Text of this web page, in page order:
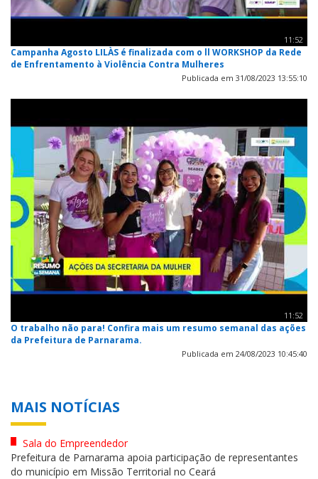
11:52
Campanha Agosto LILÀS é finalizada com o ll WORKSHOP da Rede
de Enfrentamento à Violência Contra Mulheres
Publicada em 31/08/2023 13:55:10
11:52
O trabalho não para! Confira mais um resumo semanal das ações
da Prefeitura de Parnarama.
Publicada em 24/08/2023 10:45:40
MAIS NOTÍCIAS
Sala do Empreendedor
Prefeitura de Parnarama apoia participação de representantes
do município em Missão Territorial no Ceará